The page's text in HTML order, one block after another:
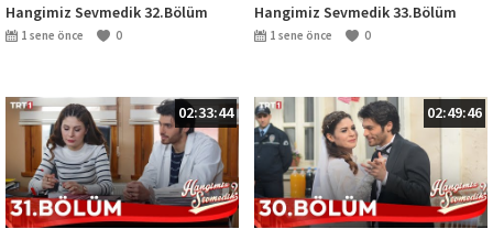
Hangimiz Sevmedik 32.Bölüm
1 sene önce 0
Hangimiz Sevmedik 33.Bölüm
1 sene önce 0
02:33:44 02:49:46